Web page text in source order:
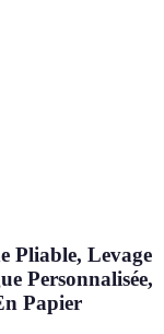
Pliable, Levage
Personnalisée,
Papier